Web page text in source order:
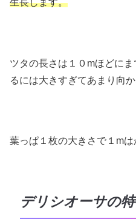
ツタの長さは１０mほどに
るには大きすぎてあまり向か
葉っぱ１枚の大きさで１mは
デリシオーサの